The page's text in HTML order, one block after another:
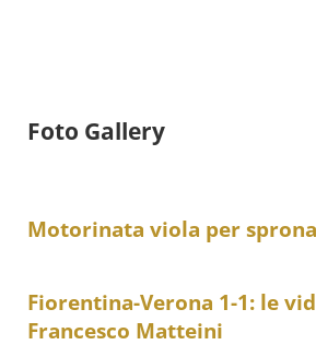
Foto Gallery
Motorinata viola per
Fiorentina-Verona 1-1: le
Francesco Matteini